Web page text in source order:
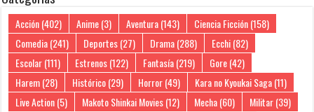
Acción(402) Anime(3) Aventura(143) Ciencia Ficción(158)
Comedia(241) Deportes(27) Drama(288) Ecchi(82)
Escolar(111) Estrenos(122) Fantasía(219) Gore(42)
Harem(28) Histórico(29) Horror(49) Kara no Kyoukai Saga(11)
Live Action(5) Makoto Shinkai Movies(12) Mecha(60) Militar(39)